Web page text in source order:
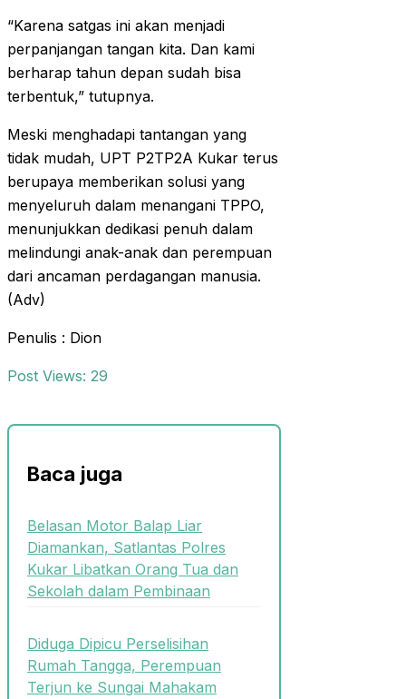
“Karena satgas ini akan menjadi
perpanjangan tangan kita. Dan kami
berharap tahun depan sudah bisa
terbentuk,” tutupnya.
Meski menghadapi tantangan yang
tidak mudah, UPT P2TP2A Kukar terus
berupaya memberikan solusi yang
menyeluruh dalam menangani TPPO,
menunjukkan dedikasi penuh dalam
melindungi anak-anak dan perempuan
dari ancaman perdagangan manusia.
(Adv)
Penulis : Dion
Post Views: 29
Baca juga
Belasan Motor Balap Liar
Diamankan, Satlantas Polres
Kukar Libatkan Orang Tua dan
Sekolah dalam Pembinaan
Diduga Dipicu Perselisihan
Rumah Tangga, Perempuan
Terjun ke Sungai Mahakam